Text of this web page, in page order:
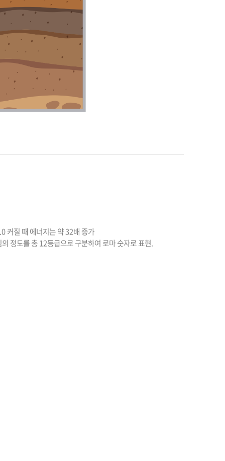
커질 때 에너지는 약 32배 증가
림의 정도를 총 12등급으로 구분하여 로마 숫자로 표현.